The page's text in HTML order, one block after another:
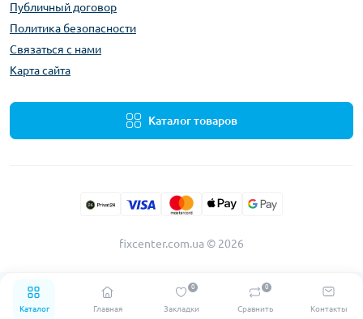
Каталог Главная Закладки
0
Сравнить
0
Контакты
Публичный договор
Политика безопасности
Связаться с нами
Карта сайта
Каталог товаров
fixcenter.com.ua © 2026